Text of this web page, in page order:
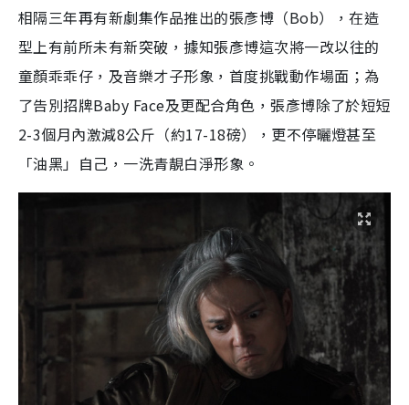
相隔三年再有新劇集作品推出的張彥博（Bob），在造
型上有前所未有新突破，據知張彥博這次將一改以往的
童顏乖乖仔，及音樂才子形象，首度挑戰動作場面；為
了告別招牌Baby Face及更配合角色，張彥博除了於短短
2-3個月內激減8公斤（約17-18磅），更不停曬燈甚至
「油黑」自己，一洗青靚白淨形象。